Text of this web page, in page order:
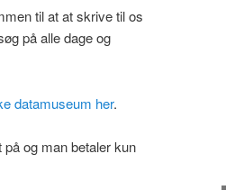
til at at skrive til os
på alle dage og
datamuseum her.
og man betaler kun